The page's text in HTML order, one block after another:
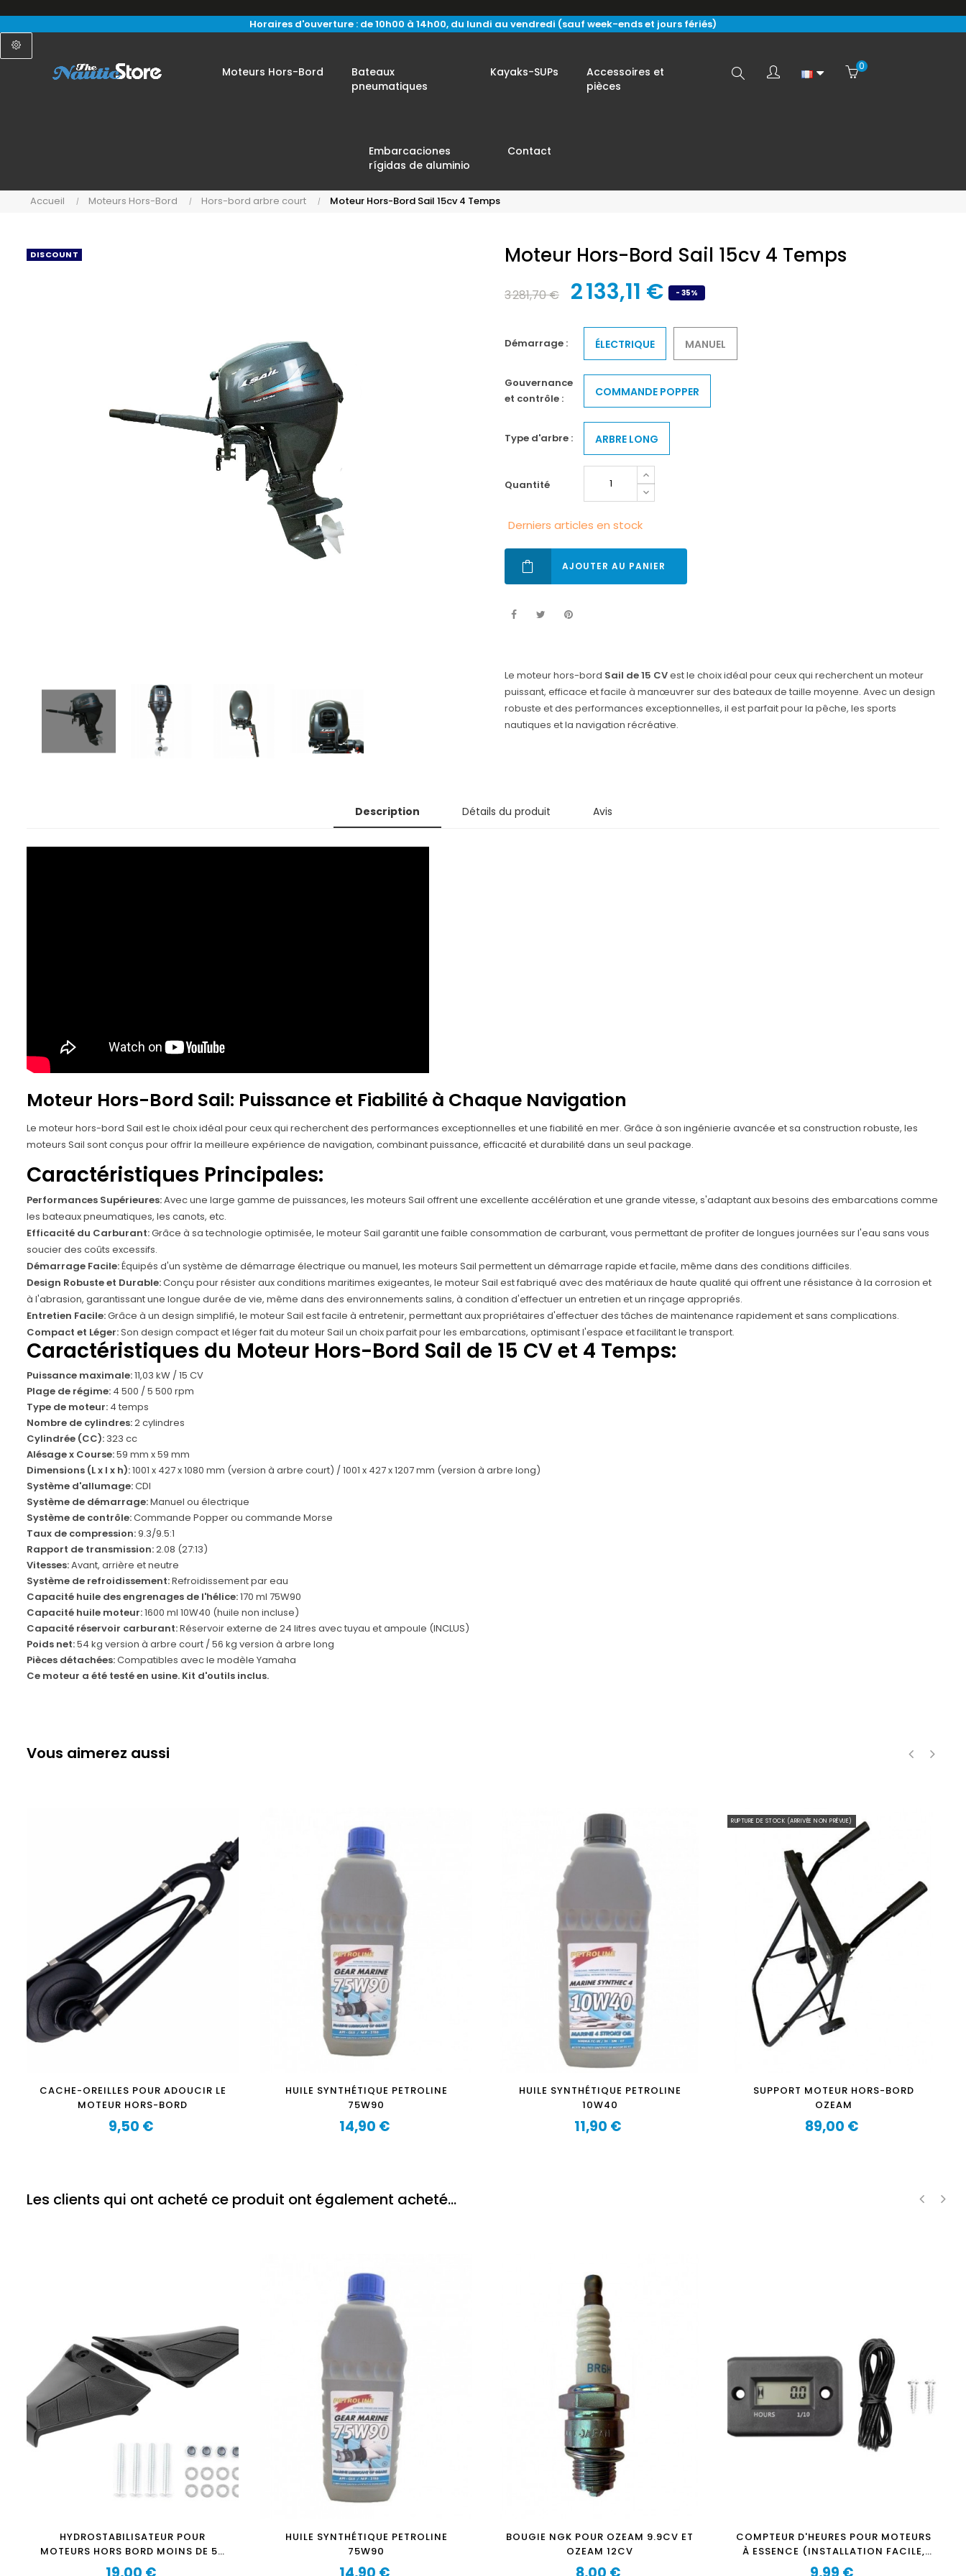
Horaires d'ouverture : de 10h00 à 14h00, du lundi au vendredi (sauf week-ends et jours fériés)
Moteurs Hors-Bord
Bateaux
pneumatiques
Kayaks-SUPs
Accessoires et
pièces
Embarcaciones
rígidas de aluminio
Contact
Search 0
Accueil Moteurs Hors-Bord Hors-bord arbre court Moteur Hors-Bord Sail 15cv 4 Temps
DISCOUNT Moteur Hors-Bord Sail 15cv 4 Temps
3 281,70 € 2 133,11 € - 35%
démarrage : ÉLECTRIQUE MANUEL
gouvernance
et contrôle :
COMMANDE POPPER
type d'arbre : ARBRE LONG
quantité
Derniers articles en stock
AJOUTER AU PANIER
Le moteur hors-bord Sail de 15 CVest le choix idéal pour ceux qui recherchent un moteur
puissant, efficace et facile à manœuvrer sur des bateaux de taille moyenne. Avec un design
robuste et des performances exceptionnelles, il est parfait pour la pêche, les sports
nautiques et la navigation récréative.
Description Détails du produit Avis
Moteur Hors-Bord Sail: Puissance et Fiabilité à Chaque Navigation
Le moteur hors-bord Sail est le choix idéal pour ceux qui recherchent des performances exceptionnelles et une fiabilité en mer. Grâce à son ingénierie avancée et sa construction robuste, les
moteurs Sail sont conçus pour offrir la meilleure expérience de navigation, combinant puissance, efficacité et durabilité dans un seul package.
Caractéristiques Principales:
Performances Supérieures:Avec une large gamme de puissances, les moteurs Sail offrent une excellente accélération et une grande vitesse, s'adaptant aux besoins des embarcations comme
les bateaux pneumatiques, les canots, etc.
Efficacité du Carburant:Grâce à sa technologie optimisée, le moteur Sail garantit une faible consommation de carburant, vous permettant de profiter de longues journées sur l'eau sans vous
soucier des coûts excessifs.
Démarrage Facile:Équipés d'un système de démarrage électrique ou manuel, les moteurs Sail permettent un démarrage rapide et facile, même dans des conditions difficiles.
Design Robuste et Durable:Conçu pour résister aux conditions maritimes exigeantes, le moteur Sail est fabriqué avec des matériaux de haute qualité qui offrent une résistance à la corrosion et
à l'abrasion, garantissant une longue durée de vie, même dans des environnements salins, à condition d'effectuer un entretien et un rinçage appropriés.
Entretien Facile:Grâce à un design simplifié, le moteur Sail est facile à entretenir, permettant aux propriétaires d'effectuer des tâches de maintenance rapidement et sans complications.
Compact et Léger:Son design compact et léger fait du moteur Sail un choix parfait pour les embarcations, optimisant l'espace et facilitant le transport.
Caractéristiques du Moteur Hors-Bord Sail de 15 CV et 4 Temps:
Puissance maximale:11,03 kW / 15 CV
Plage de régime: 4 500 / 5 500 rpm
Type de moteur: 4 temps
Nombre de cylindres:2 cylindres
Cylindrée (CC): 323 cc
Alésage x Course:59 mm x 59 mm
Dimensions (L x l x h):1001 x 427 x 1080 mm (version à arbre court) / 1001 x 427 x 1207 mm (version à arbre long)
Système d'allumage:CDI
Système de démarrage:Manuel ou électrique
Système de contrôle:Commande Popper ou commande Morse
Taux de compression:9.3/9.5:1
Rapport de transmission:2.08 (27:13)
Vitesses:Avant, arrière et neutre
Système de refroidissement:Refroidissement par eau
Capacité huile des engrenages de l'hélice:170 ml 75W90
Capacité huile moteur:1600 ml 10W40 (huile non incluse)
Capacité réservoir carburant:Réservoir externe de 24 litres avec tuyau et ampoule (INCLUS)
Poids net:54 kg version à arbre court / 56 kg version à arbre long
Pièces détachées:Compatibles avec le modèle Yamaha
Ce moteur a été testé en usine. Kit d'outils inclus.
Vous aimerez aussi
CACHE-OREILLES POUR ADOUCIR LE
MOTEUR HORS-BORD
Prix
9,50 €
HUILE SYNTHÉTIQUE PETROLINE
75W90
Prix
14,90 €
HUILE SYNTHÉTIQUE PETROLINE
10W40
Prix
11,90 €
RUPTURE DE STOCK (ARRIVÉE NON PRÉVUE)
SUPPORT MOTEUR HORS-BORD
OZEAM
Prix
89,00 €
Les clients qui ont acheté ce produit ont également acheté...
HYDROSTABILISATEUR POUR
MOTEURS HORS BORD MOINS DE 50
CV
HUILE SYNTHÉTIQUE PETROLINE
75W90
BOUGIE NGK POUR OZEAM 9.9CV ET
OZEAM 12CV
COMPTEUR D'HEURES POUR MOTEURS
À ESSENCE (INSTALLATION FACILE,
PAS DE BATTERIE NÉCESSAIRE)